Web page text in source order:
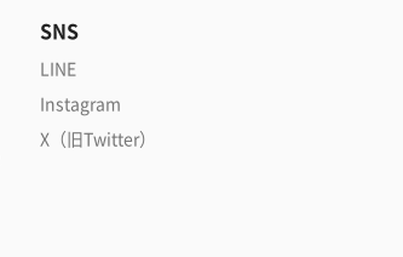
SNS
LINE
Instagram
X（旧Twitter）